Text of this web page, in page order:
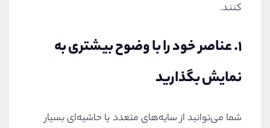
کنند.
۱. عناصر خود را با وضوح بیشتری به
نمایش بگذارید
شما می‌توانید از سایه‌های متعدد یا حاشیه‌ای بسیار